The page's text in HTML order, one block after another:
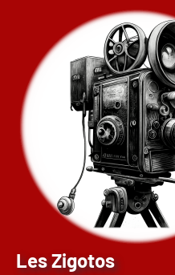
contenu
Les Zigotos